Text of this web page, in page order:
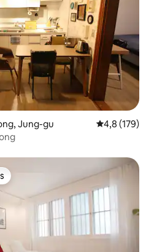
Jung-gu 4,8 de uma
4,8 (179)
dos hóspedes